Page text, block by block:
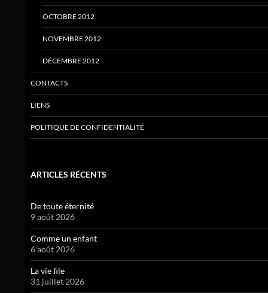
OCTOBRE 2012
NOVEMBRE 2012
DÉCEMBRE 2012
CONTACTS
LIENS
POLITIQUE DE CONFIDENTIALITÉ
ARTICLES RÉCENTS
De toute éternité
9 août 2026
Comme un enfant
6 août 2026
La vie file
31 juillet 2026